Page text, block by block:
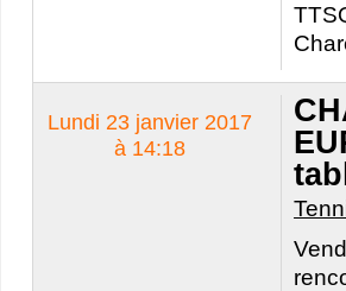
Lundi 23 janvier 2017
à 14:18